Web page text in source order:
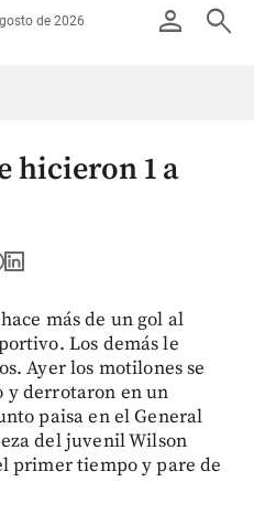
person search
de 2026
hicieron 1 a
más de un gol al
Los demás le
Ayer los motilones se
y derrotaron en un
paisa en el General
del juvenil Wilson
primer tiempo y pare de